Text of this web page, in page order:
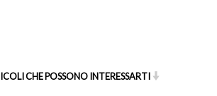
CHE POSSONO INTERESSARTI